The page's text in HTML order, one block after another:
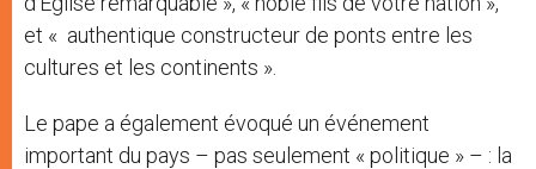
et « authentique constructeur de ponts entre les
cultures et les continents ».
Le pape a également évoqué un événement
important du pays – pas seulement « politique » – : la